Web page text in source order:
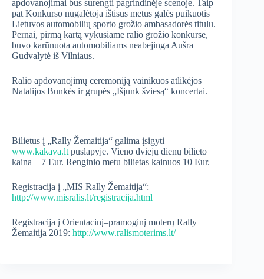
apdovanojimai bus surengti pagrindinėje scenoje. Taip
pat Konkurso nugalėtoja ištisus metus galės puikuotis
Lietuvos automobilių sporto grožio ambasadorės titulu.
Pernai, pirmą kartą vykusiame ralio grožio konkurse,
buvo karūnuota automobiliams neabejinga Aušra
Gudvalytė iš Vilniaus.
Ralio apdovanojimų ceremoniją vainikuos atlikėjos
Natalijos Bunkės ir grupės „Išjunk šviesą“ koncertai.
Bilietus į „Rally Žemaitija“ galima įsigyti
www.kakava.lt puslapyje. Vieno dviejų dienų bilieto
kaina – 7 Eur. Renginio metu bilietas kainuos 10 Eur.
Registracija į „MIS Rally Žemaitija“:
http://www.misralis.lt/registracija.html
Registracija į Orientacinį–pramoginį moterų Rally
Žemaitija 2019: http://www.ralismoterims.lt/